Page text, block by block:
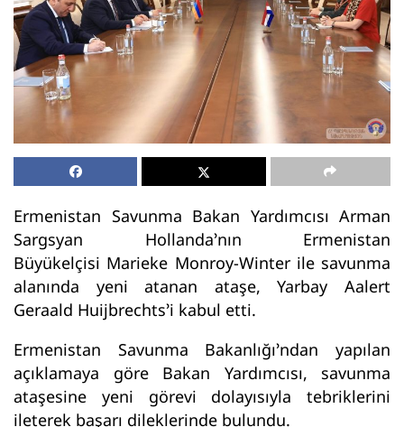
Ermenistan Savunma Bakan Yardımcısı Arman
Sargsyan Hollanda’nın Ermenistan
Büyükelçisi Marieke Monroy-Winter ile savunma
alanında yeni atanan ataşe, Yarbay Aalert
Geraald Huijbrechts’i kabul etti.
Ermenistan Savunma Bakanlığı’ndan yapılan
açıklamaya göre Bakan Yardımcısı, savunma
ataşesine yeni görevi dolayısıyla tebriklerini
ileterek başarı dileklerinde bulundu.